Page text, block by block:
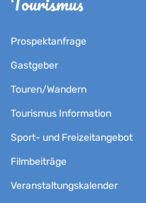
Prospektanfrage
Gastgeber
Touren/Wandern
Tourismus Information
Sport- und Freizeitangebot
Filmbeiträge
Veranstaltungskalender